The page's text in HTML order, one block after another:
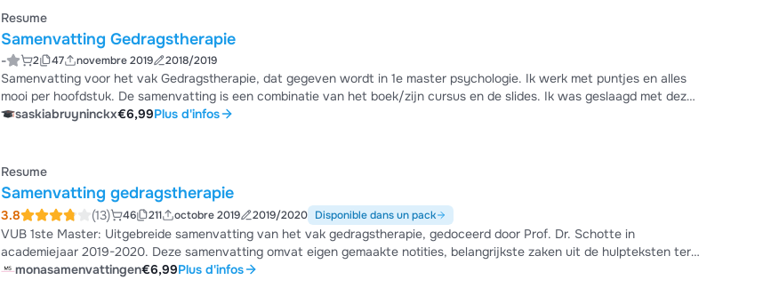
Resume
Samenvatting Gedragstherapie
- 2 47 novembre 2019 2018/2019
Samenvatting voor het vak Gedragstherapie, dat gegeven wordt in 1e master psychologie. Ik werk met puntjes en alles
mooi per hoofdstuk. De samenvatting is een combinatie van het boek/zijn cursus en de slides. Ik was geslaagd met deze
samenvatting met 18/20.
saskiabruyninckx€6,99Plus d'infos
Resume
Samenvatting gedragstherapie
3.8 (13) 46 211 octobre 2019 2019/2020 Disponible dans un pack
VUB 1ste Master: Uitgebreide samenvatting van het vak gedragstherapie, gedoceerd door Prof. Dr. Schotte in
academiejaar 2019-2020. Deze samenvatting omvat eigen gemaakte notities, belangrijkste zaken uit de hulpteksten ter
verduidelijking, het handboek, zo goed als alle casusvoorbeelden gegeven in de les en enkele examenvoorbeeldvragen. Ik
monasamenvattingen€6,99Plus d'infos